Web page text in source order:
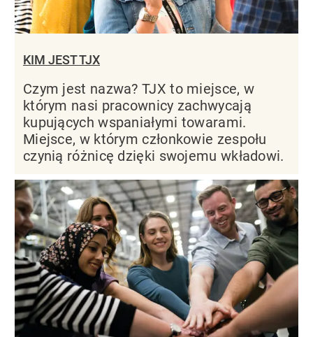
KIM JEST TJX
Czym jest nazwa? TJX to miejsce, w
którym nasi pracownicy zachwycają
kupujących wspaniałymi towarami.
Miejsce, w którym członkowie zespołu
czynią różnicę dzięki swojemu wkładowi.